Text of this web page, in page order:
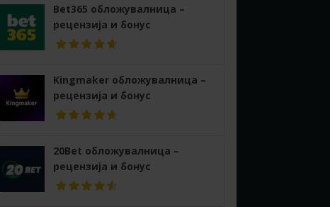
Bet365 обложувалница –
рецензија и бонус
Kingmaker обложувалница –
рецензија и бонус
20Bet обложувалница –
рецензија и бонус